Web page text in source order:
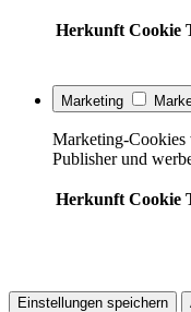
Herkunft Cookie
Marketing
Marketing-Cookies
Publisher und
Herkunft Cookie
Einstellungen speichern